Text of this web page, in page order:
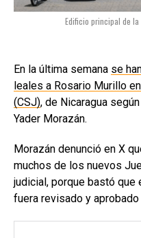
Edificio principal de la
En la última semana se
leales a Rosario Murillo
(CSJ), de Nicaragua
Yader Morazán.
Morazán denunció en X
muchos de los nuevos
judicial, porque bastó
fuera revisado y